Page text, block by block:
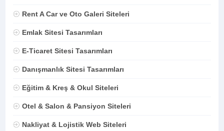
Rent A Car ve Oto Galeri Siteleri
Emlak Sitesi Tasarımları
E-Ticaret Sitesi Tasarımları
Danışmanlık Sitesi Tasarımları
Eğitim & Kreş & Okul Siteleri
Otel & Salon & Pansiyon Siteleri
Nakliyat & Lojistik Web Siteleri